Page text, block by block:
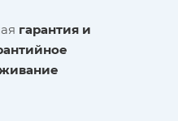
гарантия и